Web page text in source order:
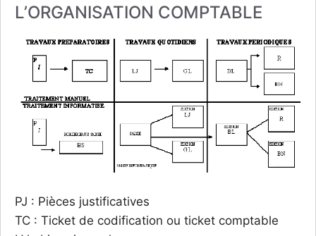
L’ORGANISATION COMPTABLE
PJ : Pièces justificatives
TC : Ticket de codification ou ticket comptable